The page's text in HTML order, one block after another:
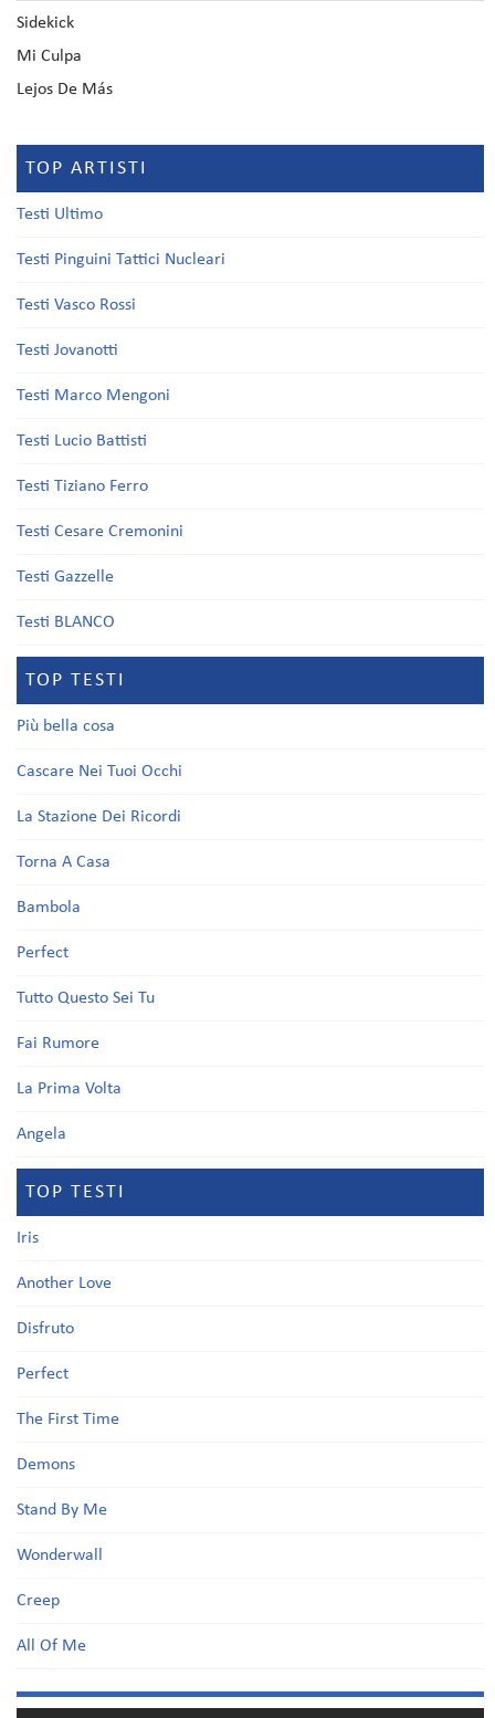
Sidekick
Mi Culpa
Lejos De Más
TOP ARTISTI
Testi Ultimo
Testi Pinguini Tattici Nucleari
Testi Vasco Rossi
Testi Jovanotti
Testi Marco Mengoni
Testi Lucio Battisti
Testi Tiziano Ferro
Testi Cesare Cremonini
Testi Gazzelle
Testi BLANCO
TOP TESTI
Più bella cosa
Cascare Nei Tuoi Occhi
La Stazione Dei Ricordi
Torna A Casa
Bambola
Perfect
Tutto Questo Sei Tu
Fai Rumore
La Prima Volta
Angela
TOP TESTI
Iris
Another Love
Disfruto
Perfect
The First Time
Demons
Stand By Me
Wonderwall
Creep
All Of Me